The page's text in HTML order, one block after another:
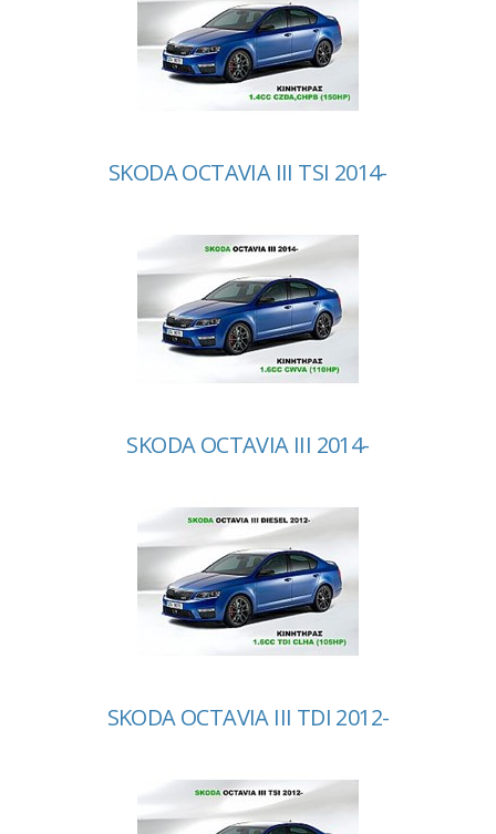
SKODA OCTAVIA III TSI 2014-
SKODA OCTAVIA III 2014-
SKODA OCTAVIA III TDI 2012-